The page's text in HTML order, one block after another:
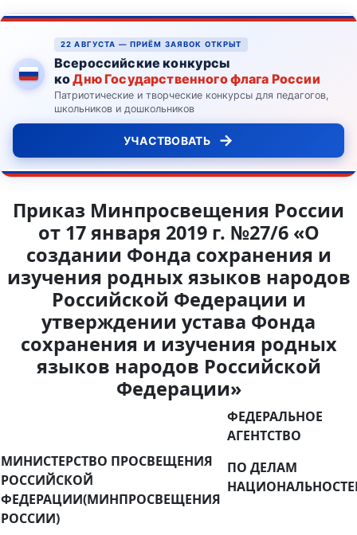
22 АВГУСТА — ПРИЁМ ЗАЯВОК ОТКРЫТ
Всероссийские конкурсы
коДню Государственного флага России
Патриотические и творческие конкурсы для педагогов,
школьников и дошкольников
УЧАСТВОВАТЬ →
Приказ Минпросвещения России
от 17 января 2019 г. №27/6 «О
создании Фонда сохранения и
изучения родных языков народов
Российской Федерации и
утверждении устава Фонда
сохранения и изучения родных
языков народов Российской
Федерации»
МИНИСТЕРСТВО ПРОСВЕЩЕНИЯ
РОССИЙСКОЙ
ФЕДЕРАЦИИ(МИНПРОСВЕЩЕНИЯ
РОССИИ)
ФЕДЕРАЛЬНОЕ
АГЕНТСТВО
ПО ДЕЛАМ